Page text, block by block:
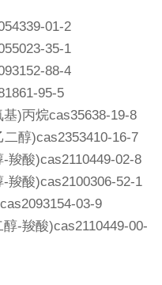
01-2
35-1
88-4
95-5
)丙烷cas35638-19-8
醇)cas2353410-16-7
羧酸)cas2110449-02-8
羧酸)cas2100306-52-1
03-9
-羧酸)cas2110449-00-